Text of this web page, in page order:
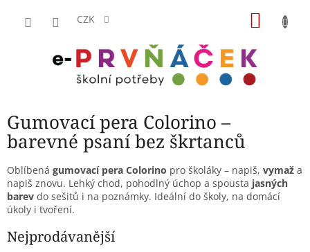
CZK
Gumovací pera Colorino –
barevné psaní bez škrtanců
Oblíbená gumovací pera Colorino pro školáky – napiš, vymaž a
napiš znovu. Lehký chod, pohodlný úchop a spousta jasných
barev do sešitů i na poznámky. Ideální do školy, na domácí
úkoly i tvoření.
Nejprodávanější